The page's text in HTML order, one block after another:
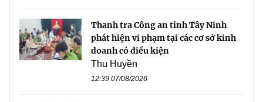
Thanh tra Công an tỉnh Tây Ninh
phát hiện vi phạm tại các cơ sở kinh
doanh có điều kiện
Thu Huyền
12:39 07/08/2026